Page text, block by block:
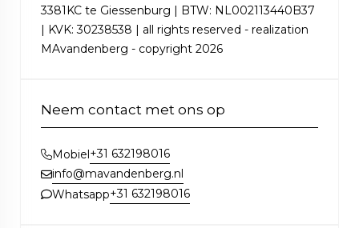
3381KC te Giessenburg | BTW: NL002113440B37
| KVK: 30238538 | all rights reserved - realization
MAvandenberg - copyright 2026
Neem contact met ons op
Mobiel+31 632198016
info@mavandenberg.nl
Whatsapp+31 632198016